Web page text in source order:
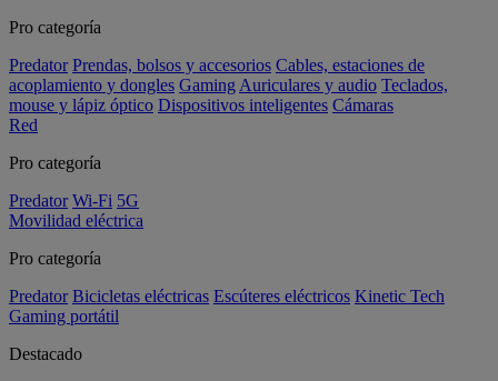
Pro categoría
Predator Prendas, bolsos y accesorios Cables, estaciones de
acoplamiento y dongles Gaming Auriculares y audio Teclados,
mouse y lápiz óptico Dispositivos inteligentes Cámaras
Red
Pro categoría
Predator Wi-Fi 5G
Movilidad eléctrica
Pro categoría
Predator Bicicletas eléctricas Escúteres eléctricos Kinetic Tech
Gaming portátil
Destacado